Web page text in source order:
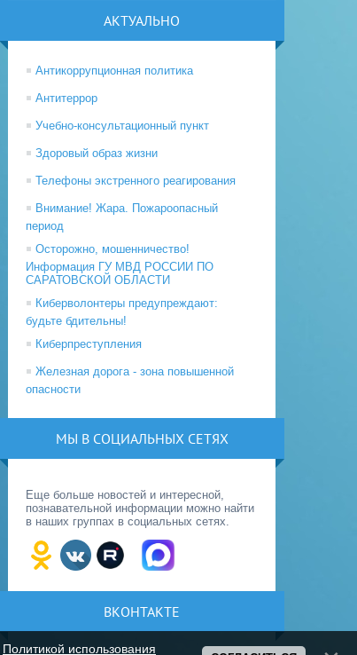
АКТУАЛЬНО
Антикоррупционная политика
Антитеррор
Учебно-консультационный пункт
Здоровый образ жизни
Телефоны экстренного реагирования
Внимание! Жара. Пожароопасный
период
Осторожно, мошенничество!
Информация ГУ МВД РОССИИ ПО
САРАТОВСКОЙ ОБЛАСТИ
Киберволонтеры предупреждают:
будьте бдительны!
Киберпреступления
Железная дорога - зона повышенной
опасности
МЫ В СОЦИАЛЬНЫХ СЕТЯХ
Еще больше новостей и интересной,
познавательной информации можно найти
в наших группах в социальных сетях.
ВКОНТАКТЕ
Политикой использования